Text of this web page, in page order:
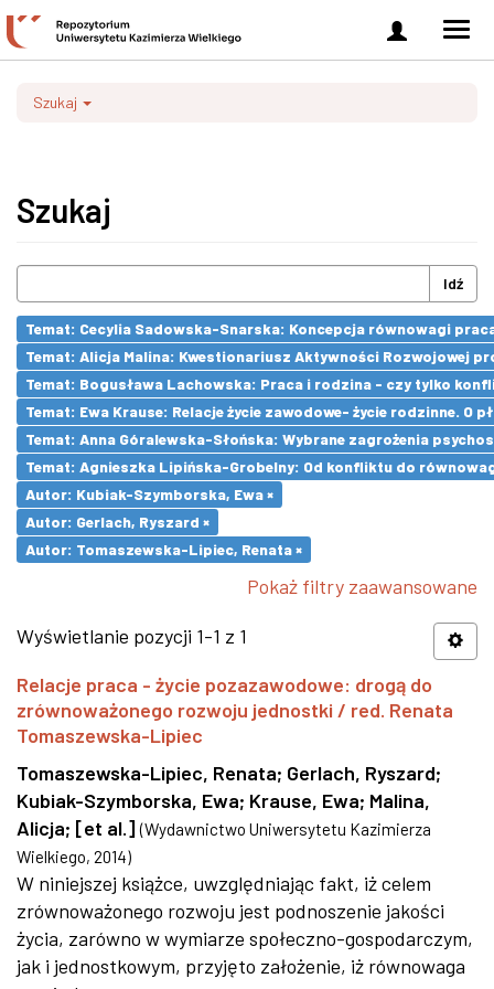
Zaloguj
się
Szukaj
Szukaj
Idź
Temat: Cecylia Sadowska-Snarska: Koncepcja równowagi
Temat: Alicja Malina: Kwestionariusz Aktywności Rozwojowej
Temat: Bogusława Lachowska: Praca i rodzina - czy tylko
Temat: Ewa Krause: Relacje życie zawodowe- życie rodzinne.
Temat: Anna Góralewska-Słońska: Wybrane zagrożenia
Temat: Agnieszka Lipińska-Grobelny: Od konfliktu do
Autor: Kubiak-Szymborska, Ewa ×
Autor: Gerlach, Ryszard ×
Autor: Tomaszewska-Lipiec, Renata ×
Pokaż filtry zaawansowane
Wyświetlanie pozycji 1-1 z 1
Relacje praca - życie pozazawodowe: drogą do
zrównoważonego rozwoju jednostki / red. Renata
Tomaszewska-Lipiec
Tomaszewska-Lipiec, Renata; Gerlach, Ryszard;
Kubiak-Szymborska, Ewa; Krause, Ewa; Malina,
Alicja; [et al.] (Wydawnictwo Uniwersytetu Kazimierza
Wielkiego, 2014)
W niniejszej książce, uwzględniając fakt, iż celem
zrównoważonego rozwoju jest podnoszenie jakości
życia, zarówno w wymiarze społeczno-gospodarczym,
jak i jednostkowym, przyjęto założenie, iż równowaga